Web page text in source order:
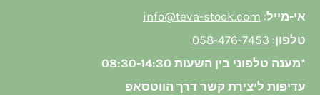
אי-מייל:
info@teva-stock.com
טלפון:
058-476-7453
*מענה טלפוני בין השעות 08:30-14:30
עדיפות ליצירת קשר דרך הווטסאפ